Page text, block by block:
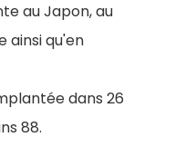
au Japon, au
ainsi qu'en
dans 26
88.